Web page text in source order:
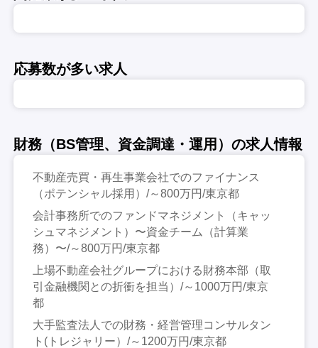
応募数が多い求人
財務（BS管理、資金調達・運用）の求人情報
不動産売買・再生事業会社でのファイナンス
（ポテンシャル採用）/～800万円/東京都
会計事務所でのファンドマネジメント（キャッ
シュマネジメント）〜資金チーム（計算業
務）〜/～800万円/東京都
上場不動産会社グループにおける財務本部（取
引金融機関との折衝を担当）/～1000万円/東京
都
大手監査法人での財務・経営管理コンサルタン
ト(トレジャリー）/～1200万円/東京都